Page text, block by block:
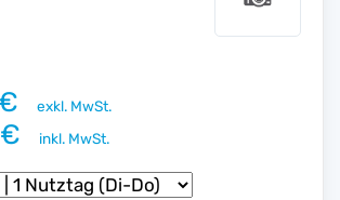
exkl. MwSt.
inkl. MwSt.